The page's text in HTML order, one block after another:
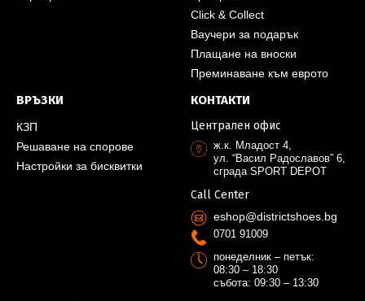
Click & Collect
Ваучери за подарък
Плащане на вноски
Преминаване към еврото
ВРЪЗКИ
КЗП
Решаване на спорове
Настройки за бисквитки
КОНТАКТИ
Централен офис
ж.к. Младост 4,
ул. “Васил Радославов” 6,
сграда SPORT DEPOT
Call Center
eshop@districtshoes.bg
0701 91009
понеделник – петък:
08:30 – 18:30
събота: 09:30 – 13:30